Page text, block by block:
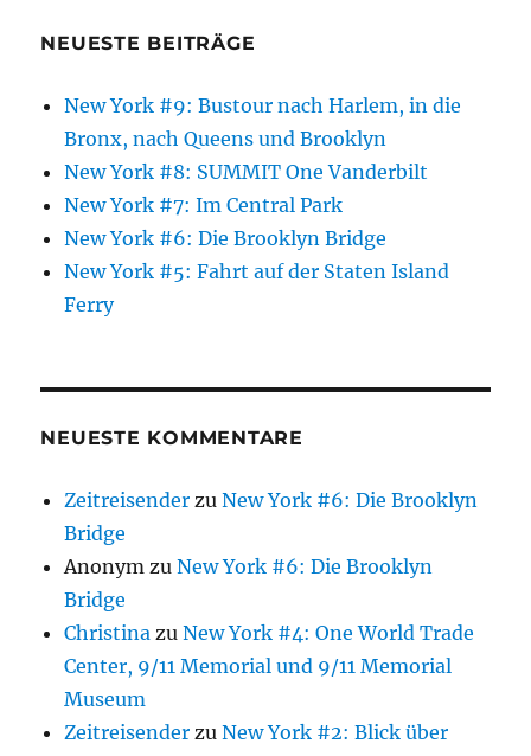
NEUESTE BEITRÄGE
New York #9: Bustour nach Harlem, in die
Bronx, nach Queens und Brooklyn
New York #8: SUMMIT One Vanderbilt
New York #7: Im Central Park
New York #6: Die Brooklyn Bridge
New York #5: Fahrt auf der Staten Island
Ferry
NEUESTE KOMMENTARE
Zeitreisender zuNew York #6: Die Brooklyn
Bridge
Anonym zuNew York #6: Die Brooklyn
Bridge
Christina zuNew York #4: One World Trade
Center, 9/11 Memorial und 9/11 Memorial
Museum
Zeitreisender zuNew York #2: Blick über